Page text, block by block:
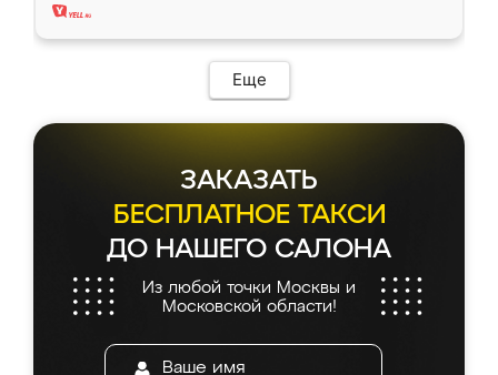
Еще
ЗАКАЗАТЬ
БЕСПЛАТНОЕ ТАКСИ
ДО НАШЕГО САЛОНА
Из любой точки Москвы и
Московской области!